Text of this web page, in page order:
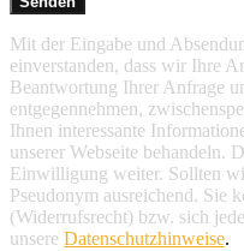
Mit der Eingabe und
einverstanden, dass wir Ihre
Beantwortung Ihrer Anfrage
entgegennehmen,
Ihnen interessante
unserer Webseite behandeln.
Einwilligung weiter. Sollten
Pseudonym ausreichend. Sie
(Widerrufsrecht) bzw. sich
unsere Datenschutzhinweise.